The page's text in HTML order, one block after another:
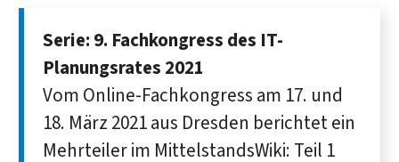
Serie: 9. Fachkongress des IT-
Planungsrates 2021
Vom Online-Fachkongress am 17. und
18. März 2021 aus Dresden berichtet ein
Mehrteiler im MittelstandsWiki: Teil 1